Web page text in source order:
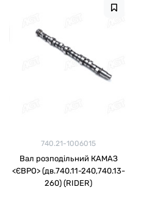
740.21-1006015
Вал розподільний КАМАЗ
<ЄВРО> (дв.740.11-240,740.13-
260) (RIDER)